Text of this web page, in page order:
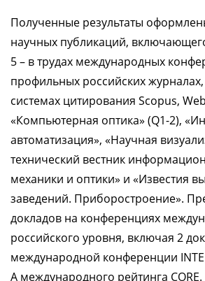
Полученные результаты
научных публикаций,
5 – в трудах международных
профильных российских
системах цитирования Scopus,
«Компьютерная оптика» (Q1-2),
автоматизация», «Научная
технический вестник
механики и оптики» и «Известия
заведений. Приборостроение».
докладов на конференциях
российского уровня, включая 2
международной конференции
A международного рейтинга CORE.